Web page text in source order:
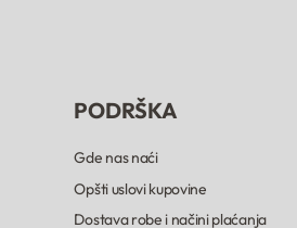
PODRŠKA
Gde nas naći
Opšti uslovi kupovine
Dostava robe i načini plaćanja